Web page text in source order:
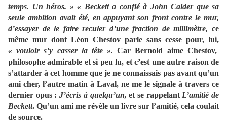
temps. Un héros. » « Beckett a confié à John Calder que sa
seule ambition avait été, en appuyant son front contre le mur,
d’essayer de le faire reculer d’une fraction de millimètre, ce
même mur dont Léon Chestov parle sans cesse pour, lui,
« vouloir s’y casser la tête ».Car Bernold aime Chestov,
philosophe admirable et si peu lu, et c’est une autre raison de
s’attarder à cet homme que je ne connaissais pas avant qu’un
ami cher, l’autre matin à Laval, ne me le signale à travers ce
dernier opus :J’écris à quelqu’un,et se rappelant L’amitié de
Beckett. Qu’un ami me révèle un livre sur l’amitié, cela coulait
de source.